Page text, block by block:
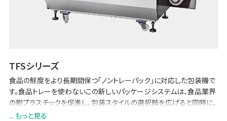
TFSシリーズ
食品の鮮度をより長期間保つ「ノントレーパック」に対応した包装機で
す。食品トレーを使わないこの新しいパッケージシステムは、食品業界
の脱プラスチックを促進し、包装スタイルの選択肢を広げると同時に、
資材コストの削減とフードロス削減に貢献します。
... もっと見る